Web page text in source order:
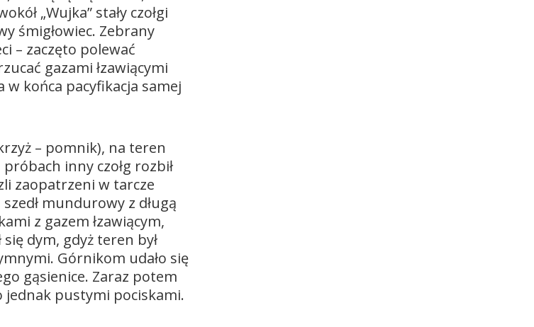
„Wujka” stały czołgi
śmigłowiec. Zebrany
– zaczęto polewać
gazami łzawiącymi
w końca pacyfikacja samej
– pomnik), na teren
próbach inny czołg rozbił
zaopatrzeni w tarcze
mundurowy z długą
z gazem łzawiącym,
dym, gdyż teren był
Górnikom udało się
gąsienice. Zaraz potem
jednak pustymi pociskami.